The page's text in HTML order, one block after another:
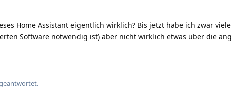
Home Assistant eigentlich wirklich? Bis jetzt habe ich zwar viele
Software notwendig ist) aber nicht wirklich etwas über die